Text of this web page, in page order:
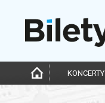
KONCERTY